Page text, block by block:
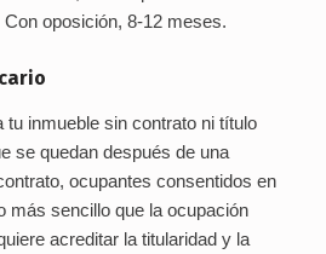
oposición, 8-12 meses.
tu inmueble sin contrato ni título
se quedan después de una
ocupantes consentidos en
más sencillo que la ocupación
acreditar la titularidad y la